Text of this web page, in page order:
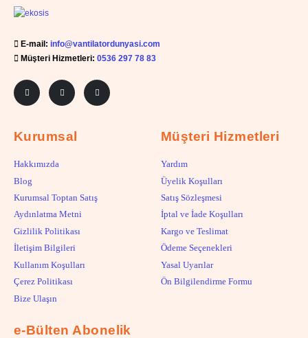
E-mail: info@vantilatordunyasi.com
Müşteri Hizmetleri: 0536 297 78 83
Kurumsal
Hakkımızda
Blog
Kurumsal Toptan Satış
Aydınlatma Metni
Gizlilik Politikası
İletişim Bilgileri
Kullanım Koşulları
Çerez Politikası
Bize Ulaşın
Müşteri Hizmetleri
Yardım
Üyelik Koşulları
Satış Sözleşmesi
İptal ve İade Koşulları
Kargo ve Teslimat
Ödeme Seçenekleri
Yasal Uyarılar
Ön Bilgilendirme Formu
e-Bülten Abonelik